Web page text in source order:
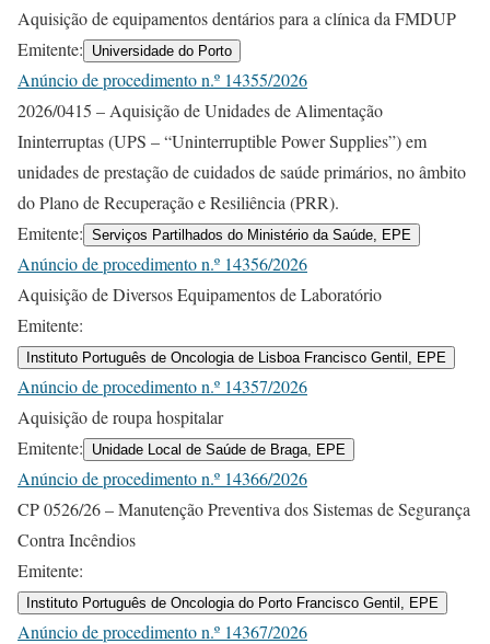
Aquisição de equipamentos dentários para a clínica da FMDUP
Emitente:
Universidade do Porto
Anúncio de procedimento n.º 14355/2026
2026/0415 – Aquisição de Unidades de Alimentação
Ininterruptas (UPS – “Uninterruptible Power Supplies”) em
unidades de prestação de cuidados de saúde primários, no âmbito
do Plano de Recuperação e Resiliência (PRR).
Emitente: Serviços Partilhados do Ministério da Saúde, EPE
Anúncio de procedimento n.º 14356/2026
Aquisição de Diversos Equipamentos de Laboratório
Emitente:
Instituto Português de Oncologia de Lisboa Francisco Gentil, EPE
Anúncio de procedimento n.º 14357/2026
Aquisição de roupa hospitalar
Emitente:
Unidade Local de Saúde de Braga, EPE
Anúncio de procedimento n.º 14366/2026
CP 0526/26 – Manutenção Preventiva dos Sistemas de Segurança
Contra Incêndios
Emitente:
Instituto Português de Oncologia do Porto Francisco Gentil, EPE
Anúncio de procedimento n.º 14367/2026